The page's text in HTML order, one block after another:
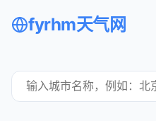
fyrhm天气网